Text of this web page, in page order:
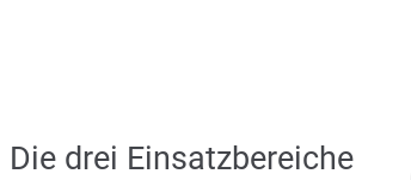
Die drei Einsatzbereiche